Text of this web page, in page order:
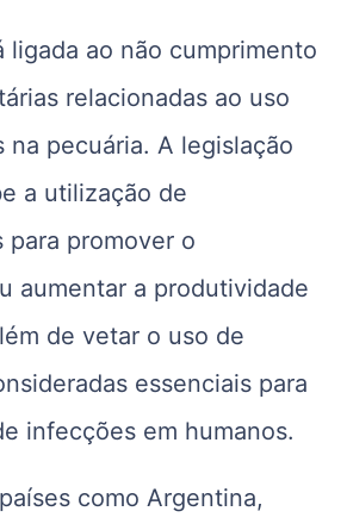
ligada ao não cumprimento
relacionadas ao uso
na pecuária. A legislação
a utilização de
para promover o
aumentar a produtividade
de vetar o uso de
essenciais para
infecções em humanos.
como Argentina,